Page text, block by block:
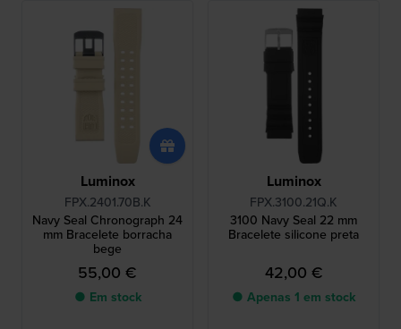
Luminox
FPX.2401.70B.K
Navy Seal Chronograph 24
mm Bracelete borracha
bege
55,00 €
● Em stock
Luminox
FPX.3100.21Q.K
3100 Navy Seal 22 mm
Bracelete silicone preta
42,00 €
● Apenas 1 em stock